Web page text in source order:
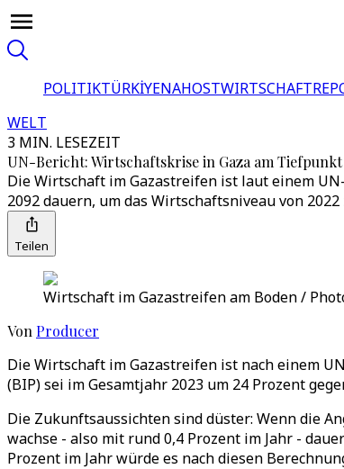
POLITIKTÜRKİYENAHOSTWIRTSCHAFT
WELT
3 MIN. LESEZEIT
UN-Bericht: Wirtschaftskrise in Gaza am Tiefpunkt
Die Wirtschaft im Gazastreifen ist laut einem
2092 dauern, um das Wirtschaftsniveau von
Teilen
Wirtschaft im Gazastreifen am Boden /
Von Producer
Die Wirtschaft im Gazastreifen ist nach einem
(BIP) sei im Gesamtjahr 2023 um 24 Prozent
Die Zukunftsaussichten sind düster: Wenn die
wachse - also mit rund 0,4 Prozent im Jahr -
Prozent im Jahr würde es nach diesen